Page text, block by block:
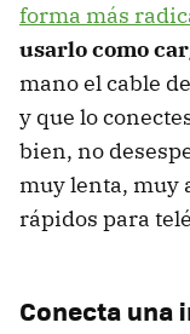
forma más
usarlo como
mano el cable
y que lo
bien, no
muy lenta, muy
rápidos para
Conecta una